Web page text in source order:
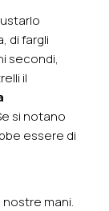
di fargli
secondi,
il
si notano
essere di
mani.